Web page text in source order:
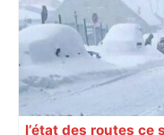
l’état des routes ce